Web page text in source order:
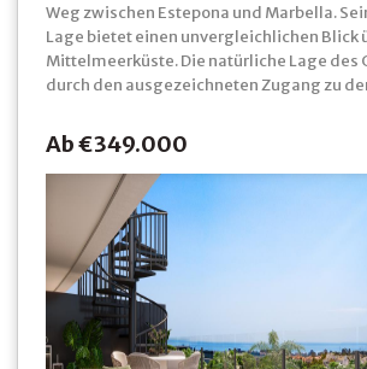
Weg zwischen Estepona und Marbella.
Lage bietet einen unvergleichlichen Blick
Mittelmeerküste. Die natürliche Lage des
durch den ausgezeichneten Zugang zu
Ab €349.000